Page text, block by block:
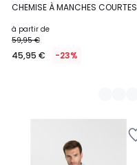
CHEMISE À MANCHES COURTES
à partir de
59,95 €
45,95 € -23%
Couleurs